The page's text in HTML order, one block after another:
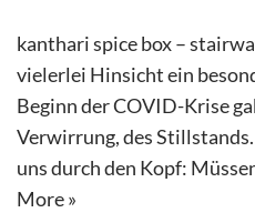
kanthari spice box –
vielerlei Hinsicht ein
Beginn der COVID-Krise
Verwirrung, des
uns durch den Kopf:
More »